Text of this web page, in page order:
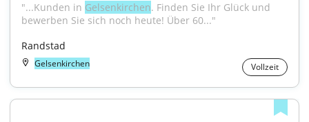
"...Kunden in Gelsenkirchen. Finden Sie Ihr Glück und
bewerben Sie sich noch heute! Über 60..."
Randstad
Gelsenkirchen Vollzeit